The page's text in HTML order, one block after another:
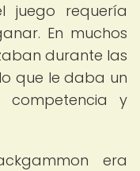
juego requería
En muchos
durante las
que le daba un
competencia y
era